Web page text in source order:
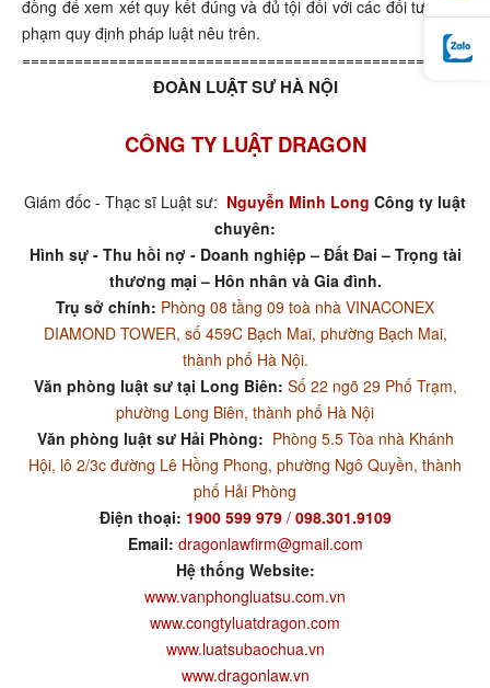
đồng để xem xét quy kết đúng và đủ tội đối với các đối tượng vi
phạm quy định pháp luật nêu trên.
ĐOÀN LUẬT SƯ HÀ NỘI
CÔNG TY LUẬT DRAGON
Giám đốc - Thạc sĩ Luật sư: Nguyễn Minh Long Công ty luật
chuyên:
Hình sự - Thu hồi nợ - Doanh nghiệp – Đất Đai – Trọng tài
thương mại – Hôn nhân và Gia đình.
Trụ sở chính: Phòng 08 tầng 09 toà nhà VINACONEX
DIAMOND TOWER, số 459C Bạch Mai, phường Bạch Mai,
thành phố Hà Nội.
Văn phòng luật sư tại Long Biên: Số 22 ngõ 29 Phố Trạm,
phường Long Biên, thành phố Hà Nội
Văn phòng luật sư Hải Phòng: Phòng 5.5 Tòa nhà Khánh
Hội, lô 2/3c đường Lê Hồng Phong, phường Ngô Quyền, thành
phố Hải Phòng
Điện thoại: 1900 599 979/ 098.301.9109
Email: dragonlawfirm@gmail.com
Hệ thống Website:
www.vanphongluatsu.com.vn
www.congtyluatdragon.com
www.luatsubaochua.vn
www.dragonlaw.vn